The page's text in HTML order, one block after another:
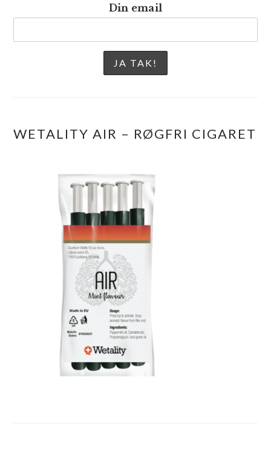
Din email
WETALITY AIR – RØGFRI CIGARET